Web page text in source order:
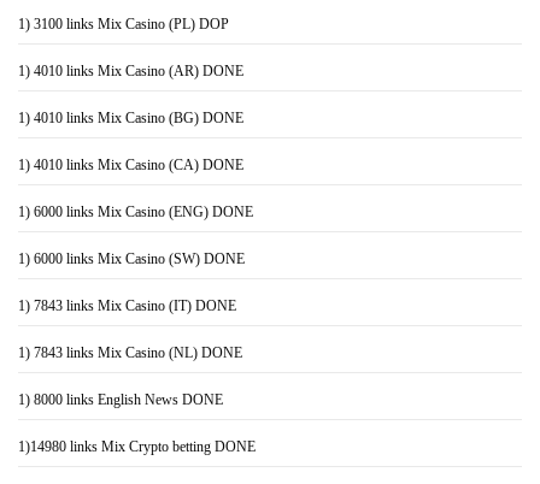
1) 3100 links Mix Casino (PL) DOP
1) 4010 links Mix Casino (AR) DONE
1) 4010 links Mix Casino (BG) DONE
1) 4010 links Mix Casino (CA) DONE
1) 6000 links Mix Casino (ENG) DONE
1) 6000 links Mix Casino (SW) DONE
1) 7843 links Mix Casino (IT) DONE
1) 7843 links Mix Casino (NL) DONE
1) 8000 links English News DONE
1)14980 links Mix Crypto betting DONE